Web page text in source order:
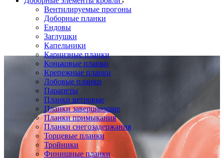
Вентилируемые прогоны
Доборные планки
Ендовы
Заглушки
Капельники
Карнизные планки
Коньковые планки
Крепежные планки
Лобовые планки
Парапеты
Планки ветровые
Планки завершающие
Планки примыкания
Планки снегозадержания
Торцевые планки
Тройники
Финишные планки